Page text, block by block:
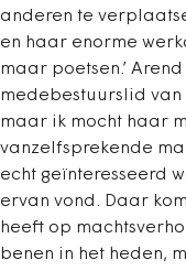
anderen te
en haar enorme
maar poetsen.’
medebestuurslid van
maar ik mocht haar
vanzelfsprekende
echt geïnteresseerd
ervan vond. Daar
heeft op
benen in het heden,